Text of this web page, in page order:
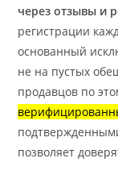
через отзывы и
регистрации
основанный
не на пустых
продавцов по
позволяет